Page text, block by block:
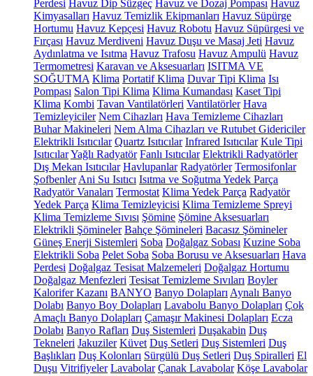
Perdesi Havuz Dip Süzgeç Havuz ve Dozaj Pompası Havuz
Kimyasalları Havuz Temizlik Ekipmanları Havuz Süpürge
Hortumu Havuz Kepçesi Havuz Robotu Havuz Süpürgesi ve
Fırçası Havuz Merdiveni Havuz Duşu ve Masaj Jeti Havuz
Aydınlatma ve Isıtma Havuz Trafosu Havuz Ampulü Havuz
Termometresi Karavan ve Aksesuarları ISITMA VE
SOĞUTMA Klima Portatif Klima Duvar Tipi Klima Isı
Pompası Salon Tipi Klima Klima Kumandası Kaset Tipi
Klima Kombi Tavan Vantilatörleri Vantilatörler Hava
Temizleyiciler Nem Cihazları Hava Temizleme Cihazları
Buhar Makineleri Nem Alma Cihazları ve Rutubet Gidericiler
Elektrikli Isıtıcılar Quartz Isıtıcılar Infrared Isıtıcılar Kule Tipi
IsıtıcılarYağlı Radyatör Fanlı Isıtıcılar Elektrikli Radyatörler
Dış Mekan Isıtıcılar Havlupanlar Radyatörler Termosifonlar
Şofbenler Ani Su Isıtıcı Isıtma ve Soğutma Yedek Parça
Radyatör Vanaları Termostat Klima Yedek Parça Radyatör
Yedek Parça Klima Temizleyicisi Klima Temizleme Spreyi
Klima Temizleme Sıvısı Şömine Şömine Aksesuarları
Elektrikli Şömineler Bahçe Şömineleri Bacasız Şömineler
Güneş Enerji Sistemleri Soba Doğalgaz Sobası Kuzine Soba
Elektrikli Soba Pelet Soba Soba Borusu ve Aksesuarları Hava
Perdesi Doğalgaz Tesisat Malzemeleri Doğalgaz Hortumu
Doğalgaz Menfezleri Tesisat Temizleme Sıvıları Boyler
Kalorifer Kazanı BANYO Banyo Dolapları Aynalı Banyo
Dolabı Banyo Boy Dolapları Lavabolu Banyo Dolapları Çok
Amaçlı Banyo Dolapları Çamaşır Makinesi Dolapları Ecza
Dolabı Banyo Rafları Duş Sistemleri Duşakabin Duş
Tekneleri Jakuziler Küvet Duş Setleri Duş Sistemleri Duş
Başlıkları Duş Kolonları Sürgülü Duş Setleri Duş Spiralleri El
Duşu Vitrifiyeler Lavabolar Çanak Lavabolar Köşe Lavabolar